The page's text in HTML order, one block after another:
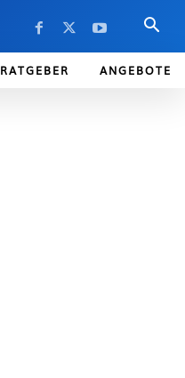
RATGEBER ANGEBOTE